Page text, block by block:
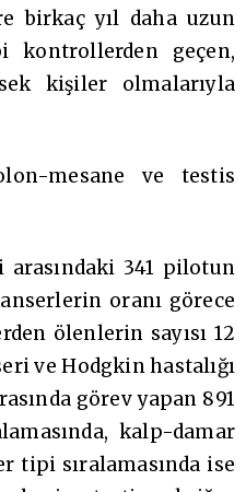
birkaç yıl daha uzun
kontrollerden geçen,
kişiler olmalarıyla
mesane ve testis
arasındaki 341 pilotun
oranı görece
ölenlerin sayısı 12
ve Hodgkin hastalığı
görev yapan 891
kalp-damar
tipi sıralamasında ise